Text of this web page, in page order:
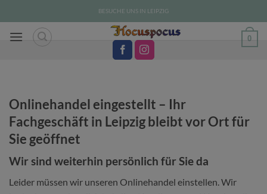
Inhalt
springen
BESUCHE UNS IN LEIPZIG
0
Onlinehandel eingestellt – Ihr
Fachgeschäft in Leipzig bleibt vor Ort für
Sie geöffnet
Wir sind weiterhin persönlich für Sie da
Leider müssen wir unseren Onlinehandel einstellen. Wir